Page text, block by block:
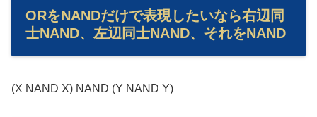
ORをNANDだけで表現したいなら右辺同
士NAND、左辺同士NAND、それをNAND
(X NAND X) NAND (Y NAND Y)